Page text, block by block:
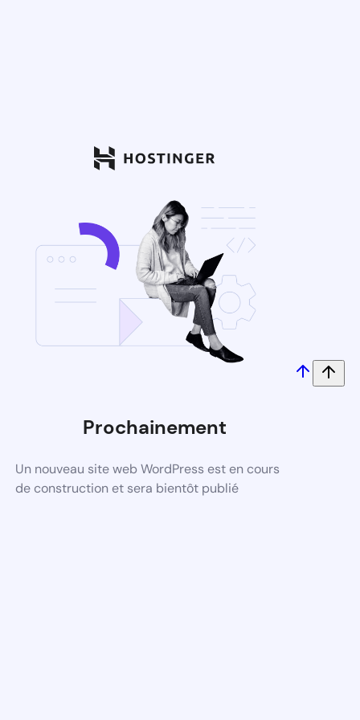
Prochainement
Un nouveau site web WordPress est en cours
de construction et sera bientôt publié